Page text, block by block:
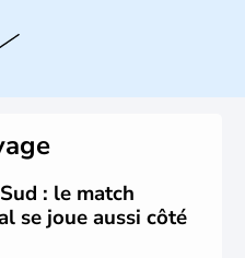
est aujourd'hui
est riche en ressources
et le charbon.
: le match
se joue aussi côté